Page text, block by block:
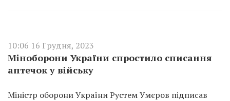
10:06 16 Грудня, 2023
Міноборони України спростило списання
аптечок у війську
Міністр оборони України Рустем Умєров підписав